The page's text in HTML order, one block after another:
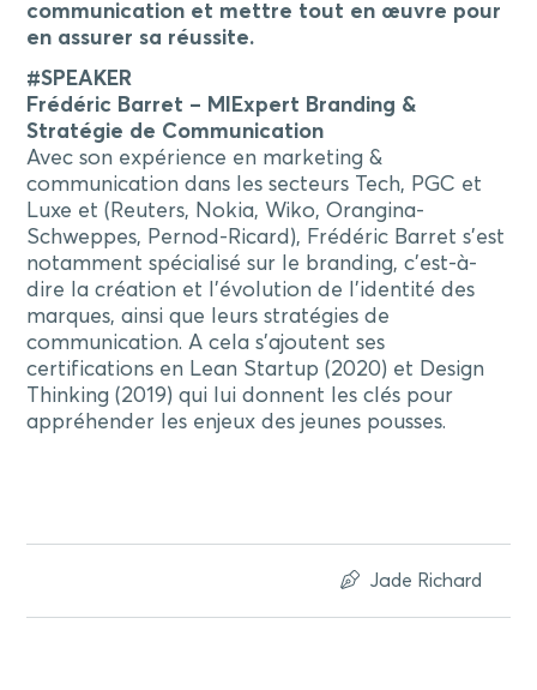
communication et mettre tout en œuvre pour
en assurer sa réussite.
#SPEAKER
Frédéric Barret – MIExpert Branding &
Stratégie de Communication
Avec son expérience en marketing &
communication dans les secteurs Tech, PGC et
Luxe et (Reuters, Nokia, Wiko, Orangina-
Schweppes, Pernod-Ricard), Frédéric Barret s’est
notamment spécialisé sur le branding, c’est-à-
dire la création et l’évolution de l’identité des
marques, ainsi que leurs stratégies de
communication. A cela s’ajoutent ses
certifications en Lean Startup (2020) et Design
Thinking (2019) qui lui donnent les clés pour
appréhender les enjeux des jeunes pousses.
Jade Richard